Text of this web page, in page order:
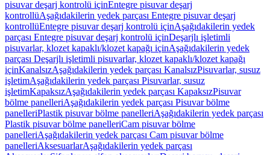
pisuvar deşarj kontrolü içinEntegre pisuvar deşarj
kontrollüAşağıdakilerin yedek parçası Entegre pisuvar deşarj
kontrollüEntegre pisuvar deşarj kontrolü içinAşağıdakilerin yedek
parçası Entegre pisuvar deşarj kontrolü içinDeşarjlı işletimli
pisuvarlar, klozet kapaklı/klozet kapağı içinAşağıdakilerin yedek
parçası Deşarjlı işletimli pisuvarlar, klozet kapaklı/klozet kapağı
içinKanalsızAşağıdakilerin yedek parçası KanalsızPisuvarlar, susuz
işletimAşağıdakilerin yedek parçası Pisuvarlar, susuz
işletimKapaksızAşağıdakilerin yedek parçası KapaksızPisuvar
bölme panelleriAşağıdakilerin yedek parçası Pisuvar bölme
panelleriPlastik pisuvar bölme panelleriAşağıdakilerin yedek parçası
Plastik pisuvar bölme panelleriCam pisuvar bölme
panelleriAşağıdakilerin yedek parçası Cam pisuvar bölme
panelleriAksesuarlarAşağıdakilerin yedek parçası